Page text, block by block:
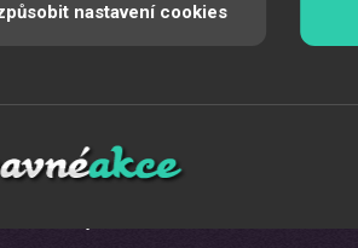
obsluhy.
nastavení cookies